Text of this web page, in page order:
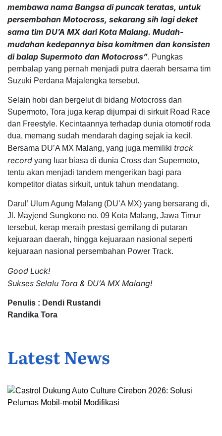
membawa nama Bangsa di puncak teratas, untuk
persembahan Motocross, sekarang sih lagi deket
sama tim DU’A MX dari Kota Malang. Mudah-
mudahan kedepannya bisa komitmen dan konsisten
di balap Supermoto dan Motocross”. Pungkas
pembalap yang pernah menjadi putra daerah bersama tim
Suzuki Perdana Majalengka tersebut.
Selain hobi dan bergelut di bidang Motocross dan
Supermoto, Tora juga kerap dijumpai di sirkuit Road Race
dan Freestyle. Kecintaannya terhadap dunia otomotif roda
dua, memang sudah mendarah daging sejak ia kecil.
Bersama DU’A MX Malang, yang juga memiliki track
record yang luar biasa di dunia Cross dan Supermoto,
tentu akan menjadi tandem mengerikan bagi para
kompetitor diatas sirkuit, untuk tahun mendatang.
Darul’ Ulum Agung Malang (DU’A MX) yang bersarang di,
Jl. Mayjend Sungkono no. 09 Kota Malang, Jawa Timur
tersebut, kerap meraih prestasi gemilang di putaran
kejuaraan daerah, hingga kejuaraan nasional seperti
kejuaraan nasional persembahan Power Track.
Good Luck!
Sukses Selalu Tora & DU’A MX Malang!
Penulis : Dendi Rustandi
Randika Tora
Latest News